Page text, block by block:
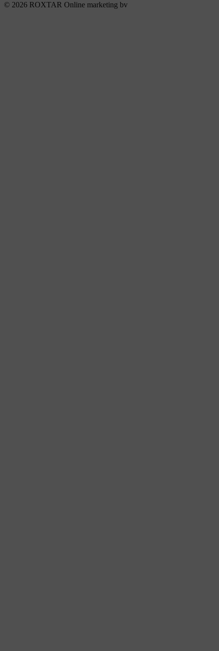
© 2026 ROXTAR Online marketing bv